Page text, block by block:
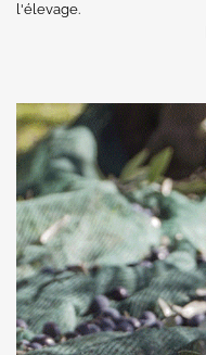
l'élevage.